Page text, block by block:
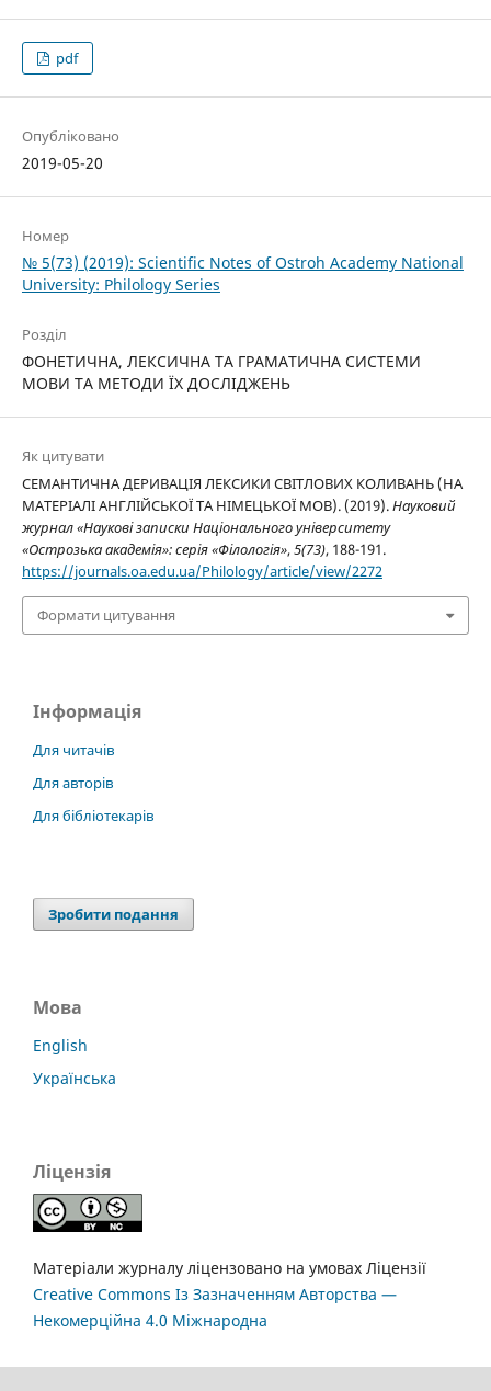
pdf
Опубліковано
2019-05-20
Номер
№ 5(73) (2019): Scientific Notes of Ostroh Academy National
University: Philology Series
Розділ
ФОНЕТИЧНА, ЛЕКСИЧНА ТА ГРАМАТИЧНА СИСТЕМИ
МОВИ ТА МЕТОДИ ЇХ ДОСЛІДЖЕНЬ
Як цитувати
СЕМАНТИЧНА ДЕРИВАЦІЯ ЛЕКСИКИ СВІТЛОВИХ КОЛИВАНЬ (НА
МАТЕРІАЛІ АНГЛІЙСЬКОЇ ТА НІМЕЦЬКОЇ МОВ). (2019).Науковий
журнал «Наукові записки Національного університету
«Острозька академія»: серія «Філологія»,5(73), 188-191.
https://journals.oa.edu.ua/Philology/article/view/2272
Формати цитування
Інформація
Для читачів
Для авторів
Для бібліотекарів
Зробити подання
Мова
English
Українська
Ліцензія
Матеріали журналу ліцензовано на умовах Ліцензії
Creative Commons Із Зазначенням Авторства —
Некомерційна 4.0 Міжнародна